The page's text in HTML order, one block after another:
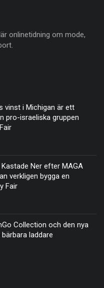
onlinetidning om mode,
vinst i Michigan är ett
pro-israeliska gruppen
Ner efter MAGA
verkligen bygga en
Fair
Collection och den nya
laddare